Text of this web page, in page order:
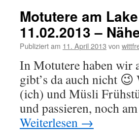
Motutere am
11.02.2013 –
Publiziert am 11. April 2013 von
In Motutere haben wir
gibt’s da auch nicht
(ich) und Müsli
und passieren, noch
Weiterlesen →